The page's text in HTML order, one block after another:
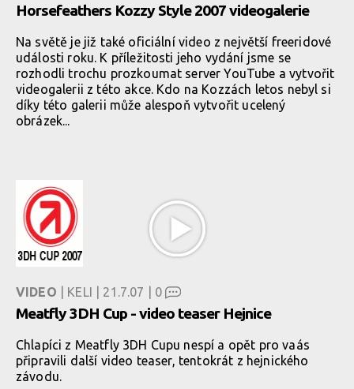
Horsefeathers Kozzy Style 2007 videogalerie
Na světě je již také oficiální video z největší freeridové
události roku. K příležitosti jeho vydání jsme se
rozhodli trochu prozkoumat server YouTube a vytvořit
videogalerii z této akce. Kdo na Kozzách letos nebyl si
díky této galerii může alespoň vytvořit ucelený
obrázek...
VIDEO | KELI | 21.7.07 | 0
Meatfly 3DH Cup - video teaser Hejnice
Chlapíci z Meatfly 3DH Cupu nespí a opět pro vaás
připravili další video teaser, tentokrát z hejnického
závodu.